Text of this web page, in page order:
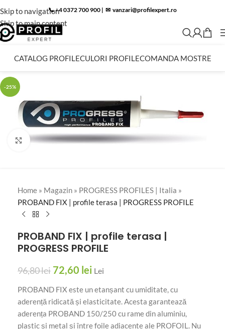
Skip to navigation
Skip to main content
📞 +4 0372 700 900 | ✉︎ vanzari@profilexpert.ro
CATALOG PROFILECULORI PROFILECOMANDA MOSTRE
-25%
Click to enlarge
Home » Magazin » PROGRESS PROFILES | Italia »
PROBAND FIX | profile terasa | PROGRESS PROFILE
PROBAND FIX | profile terasa |
PROGRESS PROFILE
96,80lei 72,60 lei Lei
PROBAND FIX este un etanșant cu umiditate, cu
aderență ridicată și elasticitate. Acesta garantează
aderența PROBAND 150/250 cu rame din aluminiu,
plastic și metal și între foile adiacente ale PROFOIL. Nu